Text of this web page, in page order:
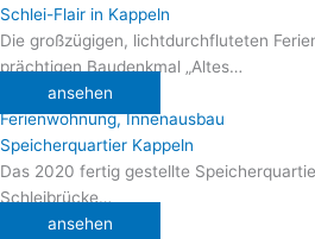
Schlei-Flair in Kappeln
Die großzügigen, lichtdurchfluteten
prächtigen Baudenkmal „Altes…
ansehen
Ferienwohnung,Innenausbau
Speicherquartier Kappeln
Das 2020 fertig gestellte
Schleibrücke…
ansehen